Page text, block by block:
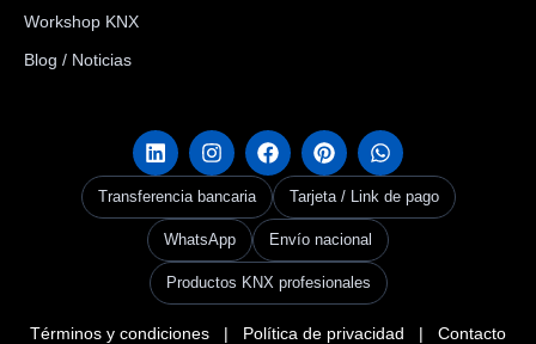
Workshop KNX
Blog / Noticias
Transferencia bancaria Tarjeta / Link de pago
WhatsApp Envío nacional
Productos KNX profesionales
Términos y condiciones | Política de privacidad | Contacto